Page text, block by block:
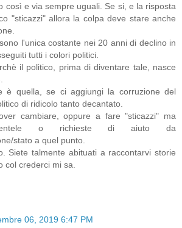
così e via sempre uguali. Se si, e la risposta
"sticazzi" allora la colpa deve stare anche
l'unica costante nei 20 anni di declino in
tutti i colori politici.
il politico, prima di diventare tale, nasce
è quella, se ci aggiungi la corruzione del
di ridicolo tanto decantato.
cambiare, oppure a fare "sticazzi" ma
o richieste di aiuto da
stato a quel punto.
Siete talmente abituati a raccontarvi storie
col crederci mi sa.
06, 2019 6:47 PM